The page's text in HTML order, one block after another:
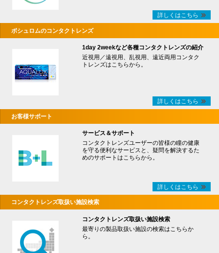
詳しくはこちら
ボシュロムのコンタクトレンズ
1day 2weekなど各種コンタクトレンズの紹介
近視用／遠視用、乱視用、遠近両用コンタク
トレンズはこちらから。
詳しくはこちら
お客様サポート
サービス＆サポート
コンタクトレンズユーザーの皆様の瞳の健康
を守る便利なサービスと、疑問を解決するた
めのサポートはこちらから。
詳しくはこちら
コンタクトレンズ取扱い施設検索
コンタクトレンズ取扱い施設検索
最寄りの製品取扱い施設の検索はこちらか
ら。